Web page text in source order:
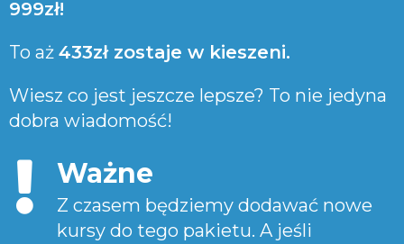
999zł!
To aż 433zł zostaje w kieszeni.
Wiesz co jest jeszcze lepsze? To nie jedyna
dobra wiadomość!
Ważne
Z czasem będziemy dodawać nowe
kursy do tego pakietu. A jeśli